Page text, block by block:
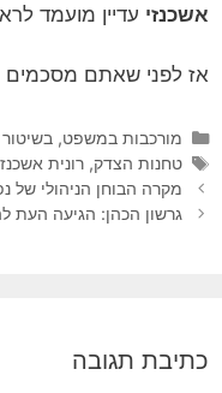
אשכנזי עדיין מועמד
אז לפני שאתם מסכמים
קטגוריות
מורכבות במשפט, בשיטור
תגיות
טחנות הצדק, רונית
מקרה הבוחן הניהולי של
גרשון הכהן: הגיעה העת
כתיבת תגובה